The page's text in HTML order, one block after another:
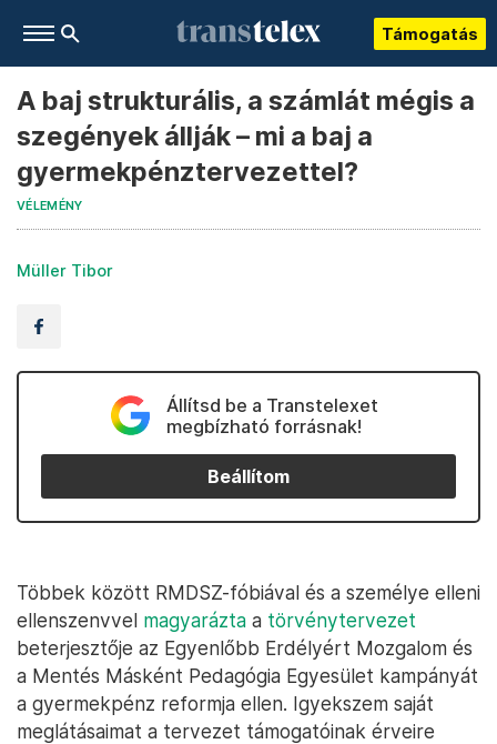
Támogatás
A baj strukturális, a számlát mégis a
szegények állják – mi a baj a
gyermekpénztervezettel?
VÉLEMÉNY
Müller Tibor
Állítsd be a Transtelexet
megbízható forrásnak!
Beállítom
Többek között RMDSZ-fóbiával és a személye elleni
ellenszenvvel magyarázta a törvénytervezet
beterjesztője az Egyenlőbb Erdélyért Mozgalom és
a Mentés Másként Pedagógia Egyesület kampányát
a gyermekpénz reformja ellen. Igyekszem saját
meglátásaimat a tervezet támogatóinak érveire